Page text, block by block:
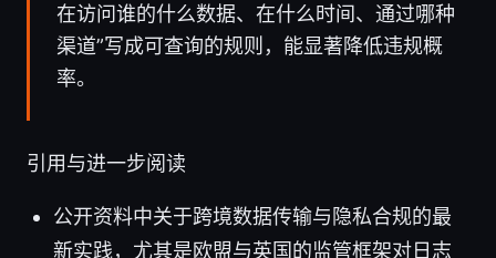
在访问谁的什么数据、在什么时间、通过哪种
渠道”写成可查询的规则，能显著降低违规概
率。
引用与进一步阅读
公开资料中关于跨境数据传输与隐私合规的最
新实践，尤其是欧盟与英国的监管框架对日志